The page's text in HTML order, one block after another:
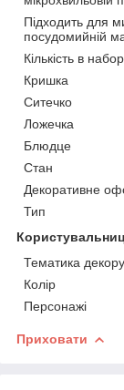
Підходить для
посудомийній
Кількість в
Кришка
Ситечко
Ложечка
Блюдце
Стан
Декоративне
Тип
Тематика
Колір
Персонажі
Приховати